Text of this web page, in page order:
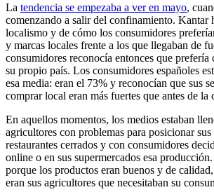
La tendencia se empezaba a ver en mayo,
comenzando a salir del confinamiento. Kantar
localismo y de cómo los consumidores
y marcas locales frente a los que llegaban de
consumidores reconocía entonces que prefería
su propio país. Los consumidores españoles
esa media: eran el 73% y reconocían que sus
comprar local eran más fuertes que antes de la
En aquellos momentos, los medios estaban
agricultores con problemas para posicionar sus
restaurantes cerrados y con consumidores
online o en sus supermercados esa
porque los productos eran buenos y de
eran sus agricultores que necesitaban su